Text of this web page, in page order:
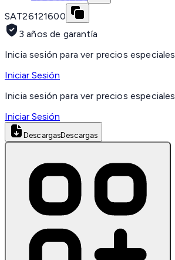
SAT26121600
3 años de garantía
Inicia sesión para ver precios especiales
Iniciar Sesión
Inicia sesión para ver precios especiales
Iniciar Sesión
DescargasDescargas